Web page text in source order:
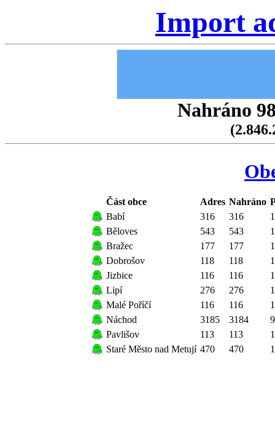
Import
Nahráno
Část obce Adres Nahráno
Babí
316 316
Běloves
543 543
Bražec
177 177
Dobrošov
118 118
Jizbice
116 116
Lipí
276 276
Malé Poříčí
116 116
Náchod
3185 3184
Pavlišov
113 113
Staré Město nad Metují 470 470